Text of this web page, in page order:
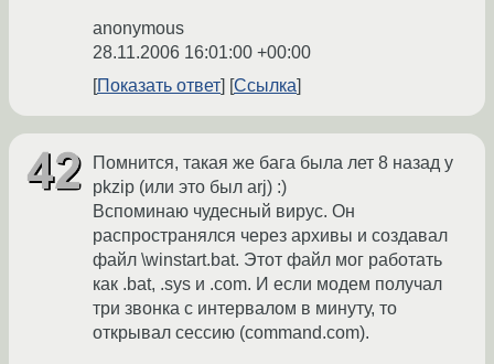
anonymous
28.11.2006 16:01:00 +00:00
Показать ответ
Ссылка
Помнится, такая же бага была лет 8 назад у
pkzip (или это был arj) :)
Вспоминаю чудесный вирус. Он
распространялся через архивы и создавал
файл \winstart.bat. Этот файл мог работать
как .bat, .sys и .com. И если модем получал
три звонка с интервалом в минуту, то
открывал сессию (command.com).